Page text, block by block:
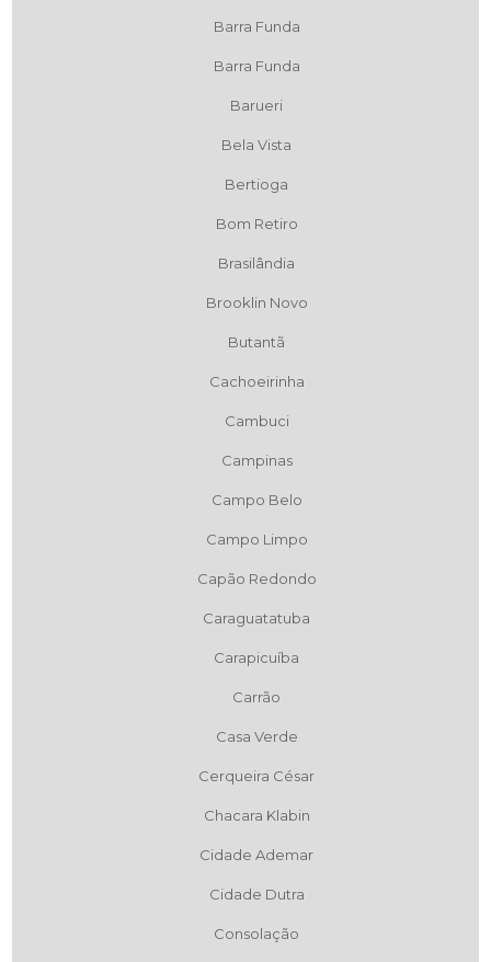
Barra Funda
Barra Funda
Barueri
Bela Vista
Bertioga
Bom Retiro
Brasilândia
Brooklin Novo
Butantã
Cachoeirinha
Cambuci
Campinas
Campo Belo
Campo Limpo
Capão Redondo
Caraguatatuba
Carapicuíba
Carrão
Casa Verde
Cerqueira César
Chacara Klabin
Cidade Ademar
Cidade Dutra
Consolação